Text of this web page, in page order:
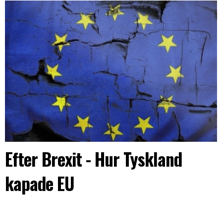
Efter Brexit - Hur Tyskland
kapade EU